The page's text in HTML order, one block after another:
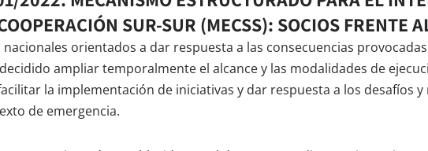
SUR-SUR (MECSS): SOCIOS FRENTE
orientados a dar respuesta a las consecuencias provocadas
ampliar temporalmente el alcance y las modalidades de
la implementación de iniciativas y dar respuesta a los desafíos y
de emergencia.